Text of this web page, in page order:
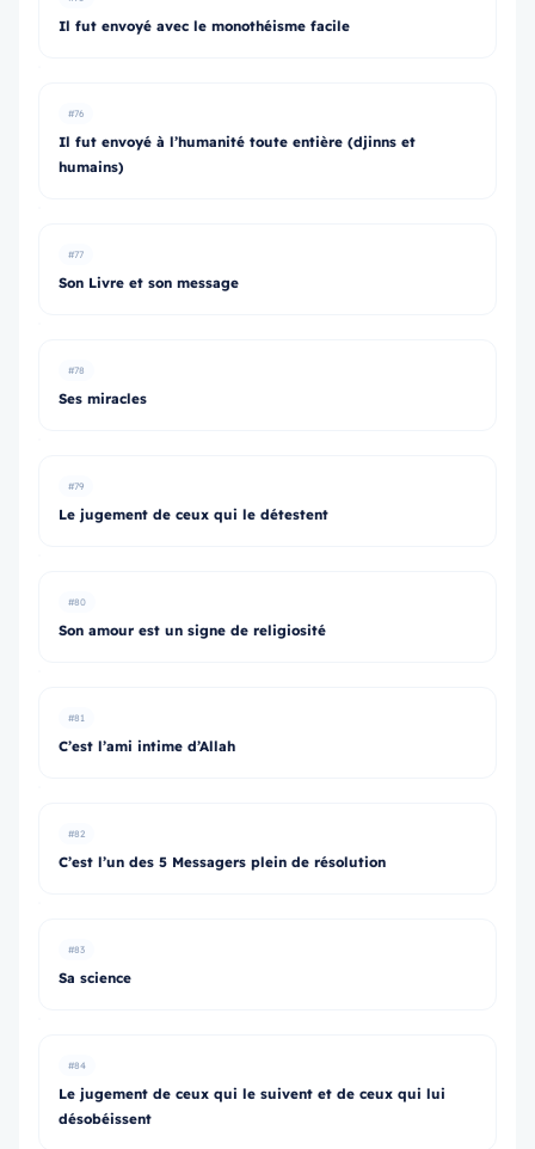
Il fut envoyé avec le monothéisme facile
#76
Il fut envoyé à l’humanité toute entière (djinns et
humains)
#77
Son Livre et son message
#78
Ses miracles
#79
Le jugement de ceux qui le détestent
#80
Son amour est un signe de religiosité
#81
C’est l’ami intime d’Allah
#82
C’est l’un des 5 Messagers plein de résolution
#83
Sa science
#84
Le jugement de ceux qui le suivent et de ceux qui lui
désobéissent